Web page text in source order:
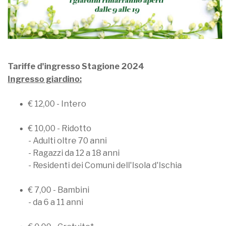
Tariffe d'ingresso Stagione 2024
Ingresso giardino:
€ 12,00 - Intero
€ 10,00 - Ridotto
- Adulti oltre 70 anni
- Ragazzi da 12 a 18 anni
- Residenti dei Comuni dell'Isola d'Ischia
€ 7,00 - Bambini
- da 6 a 11 anni